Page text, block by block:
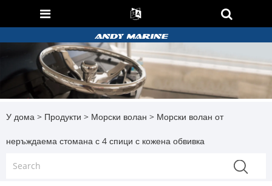
У дома > Продукти > Морски волан > Морски волан от
неръждаема стомана с 4 спици с кожена обвивка